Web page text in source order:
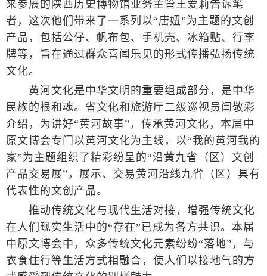
来参展的陕西历史博物馆业务主管王爱莉告诉笔
者，这次他们带来了一系列以“唐妞”为主题的文创
产品，包括公仔、帆布包、手机壳、冰箱贴、行李
牌等，旨在通过群众喜闻乐见的形式传播弘扬传统
文化。
黄河文化是中华文明的重要组成部分，是中华
民族的根和魂。省文化和旅游厅二级巡视员闫敬彩
介绍，为讲好“黄河故事”，传承黄河文化，本届中
原文博会专门以黄河文化为主线，以“我的黄河我的
家”为主题组织了精彩纷呈的“沿黄九省（区）文创
产品交易展”，展示、交易黄河沿线九省（区）具有
代表性的文创产品。
推动传统文化与现代生活对接，增强传统文化
在人们现实生活中的“存在”已成为各方共识。本届
中原文博会中，众多传统文化元素纷纷“落地”，与
衣食住行等生活方式相融合，使人们以接地气的方